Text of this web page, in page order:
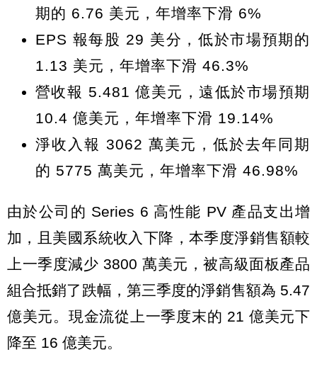
期的 6.76 美元，年增率下滑 6%
EPS 報每股 29 美分，低於市場預期的
1.13 美元，年增率下滑 46.3%
營收報 5.481 億美元，遠低於市場預期
10.4 億美元，年增率下滑 19.14%
淨收入報 3062 萬美元，低於去年同期
的 5775 萬美元，年增率下滑 46.98%
由於公司的 Series 6 高性能 PV 產品支出增
加，且美國系統收入下降，本季度淨銷售額較
上一季度減少 3800 萬美元，被高級面板產品
組合抵銷了跌幅，第三季度的淨銷售額為 5.47
億美元。現金流從上一季度末的 21 億美元下
降至 16 億美元。